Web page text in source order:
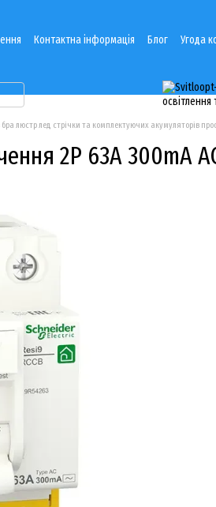
Контактна інформація Блог Угода
люстр лед стрічки та комплектуючих акумуляторів
2P 63A 300mA